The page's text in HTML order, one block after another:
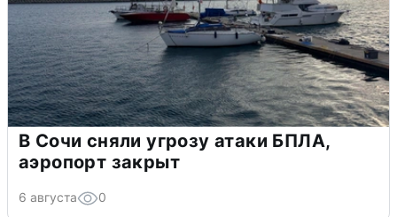
В Сочи сняли угрозу атаки БПЛА,
аэропорт закрыт
6 августа 0